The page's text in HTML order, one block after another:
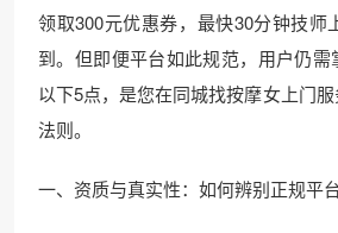
领取300元优惠券，最快30分钟技师
到。但即便平台如此规范，用户仍需
以下5点，是您在同城找按摩女上门
法则。
一、资质与真实性：如何辨别正规平